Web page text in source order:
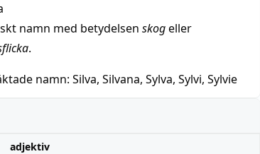
namn med betydelsen skogeller
.
namn: Silva, Silvana, Sylva, Sylvi, Sylvie
adjektiv